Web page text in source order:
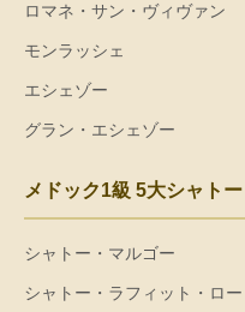
ロマネ・サン・ヴィヴァン
モンラッシェ
エシェゾー
グラン・エシェゾー
メドック1級 5大シャトー
シャトー・マルゴー
シャトー・ラフィット・ロー